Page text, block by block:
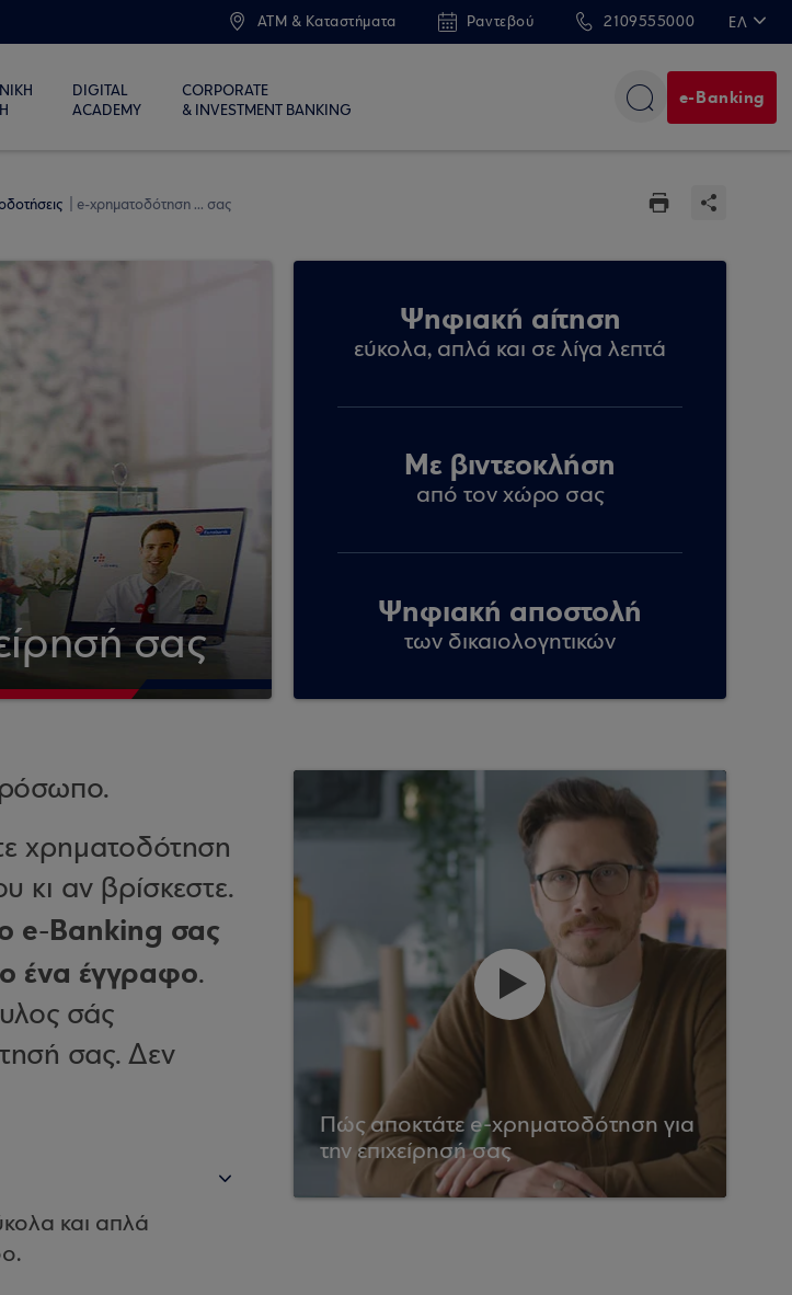
ATM & Καταστήματα Ραντεβού 2109555000 ΕΛ
DIGITAL
ACADEMY
CORPORATE
& INVESTMENT BANKING
e-Banking
e-χρηματοδότηση ... σας
σας
Ψηφιακή αίτηση
εύκολα, απλά και σε λίγα λεπτά
Με βιντεοκλήση
από τον χώρο σας
Ψηφιακή αποστολή
των δικαιολογητικών
χρηματοδότηση
κι αν βρίσκεστε.
e-Banking σας
ένα έγγραφο.
σάς
σας. Δεν
και απλά
Πώς αποκτάτε e-χρηματοδότηση για
την επιχείρησή σας